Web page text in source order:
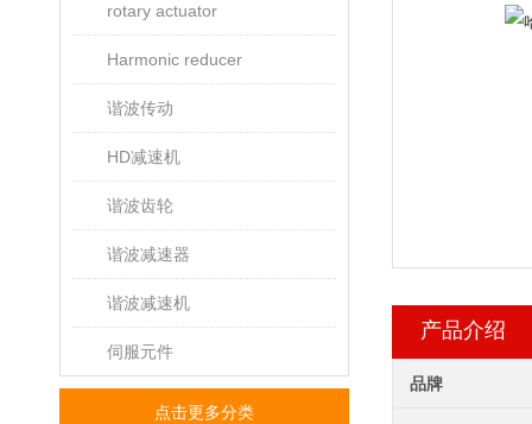
rotary actuator
Harmonic reducer
谐波传动
HD减速机
谐波齿轮
谐波减速器
谐波减速机
伺服元件
点击更多分类
产品介绍
品牌